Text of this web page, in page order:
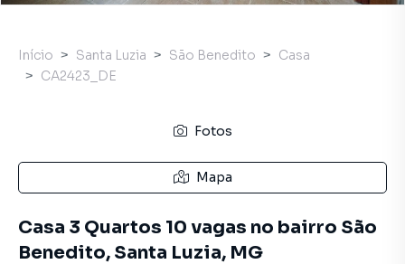
Início Santa Luzia São Benedito
Casa
CA2423_DE
Fotos
Mapa
Casa 3 Quartos 10 vagas no bairro São
Benedito, Santa Luzia, MG